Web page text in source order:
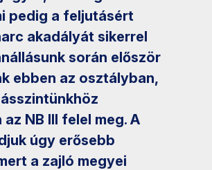
pedig a feljutásért
akadályát sikerrel
során először
ebben az osztályban,
NB III felel meg. A
úgy erősebb
a zajló megyei